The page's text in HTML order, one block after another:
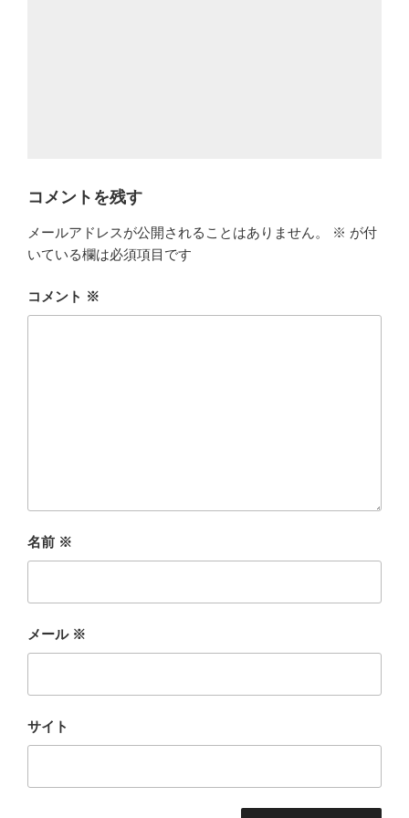
コメントを残す
メールアドレスが公開されることはありません。 ※ が付
いている欄は必須項目です
コメント ※
名前 ※
メール ※
サイト